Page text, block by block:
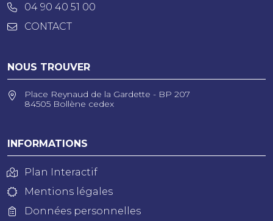
04 90 40 51 00
CONTACT
NOUS TROUVER
Place Reynaud de la Gardette - BP 207
84505 Bollène cedex
INFORMATIONS
Plan Interactif
Mentions légales
Données personnelles